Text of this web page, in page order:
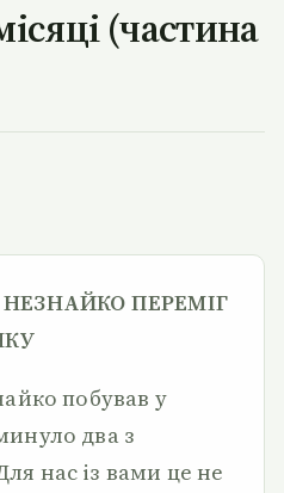
(частина
НЕЗНАЙКО ПЕРЕМІГ
побував у
два з
нас із вами це не